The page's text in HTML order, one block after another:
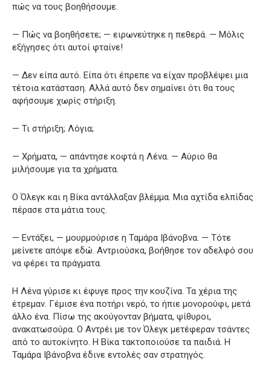
πώς να τους βοηθήσουμε.
— Πώς να βοηθήσετε; — ειρωνεύτηκε η πεθερά. — Μόλις
εξήγησες ότι αυτοί φταίνε!
— Δεν είπα αυτό. Είπα ότι έπρεπε να είχαν προβλέψει μια
τέτοια κατάσταση. Αλλά αυτό δεν σημαίνει ότι θα τους
αφήσουμε χωρίς στήριξη.
— Τι στήριξη; Λόγια;
— Χρήματα, — απάντησε κοφτά η Λένα. — Αύριο θα
μιλήσουμε για τα χρήματα.
Ο Όλεγκ και η Βίκα αντάλλαξαν βλέμμα. Μια αχτίδα ελπίδας
πέρασε στα μάτια τους.
— Εντάξει, — μουρμούρισε η Ταμάρα Ιβάνοβνα. — Τότε
μείνετε απόψε εδώ. Αντριούσκα, βοήθησε τον αδελφό σου
να φέρει τα πράγματα.
Η Λένα γύρισε κι έφυγε προς την κουζίνα. Τα χέρια της
έτρεμαν. Γέμισε ένα ποτήρι νερό, το ήπιε μονορούφι, μετά
άλλο ένα. Πίσω της ακούγονταν βήματα, ψίθυροι,
ανακατωσούρα. Ο Αντρέι με τον Όλεγκ μετέφεραν τσάντες
από το αυτοκίνητο. Η Βίκα τακτοποιούσε τα παιδιά. Η
Ταμάρα Ιβάνοβνα έδινε εντολές σαν στρατηγός.